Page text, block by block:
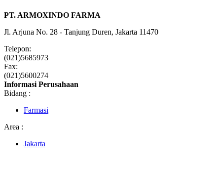
PT. ARMOXINDO FARMA
Jl. Arjuna No. 28 - Tanjung Duren, Jakarta 11470
Telepon:
(021)5685973
Fax:
(021)5600274
Informasi Perusahaan
Bidang :
Farmasi
Area :
Jakarta